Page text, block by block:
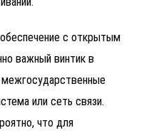
с открытым
важный винтик в
или сеть связи.
что для